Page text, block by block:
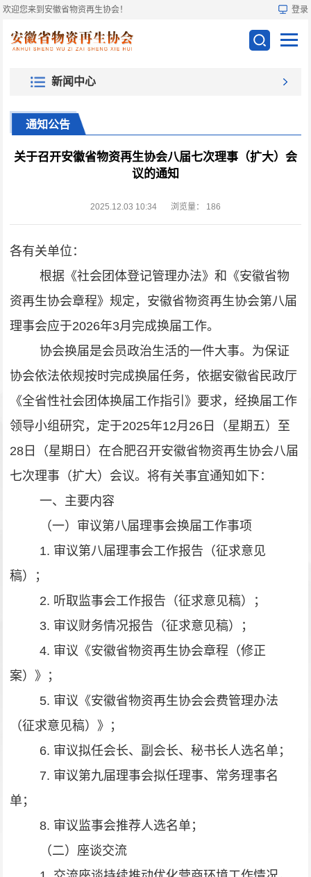
欢迎您来到安徽省物资再生协会！ 登录
新闻中心
通知公告
关于召开安徽省物资再生协会八届七次理事（扩大）会
议的通知
2025.12.03 10:34 浏览量： 186
各有关单位 ：
根据 《社会团体登记管理办法》和《安徽省物
资再生协会章程》规定 ， 安徽省物资再生协会第八届
理事会应于2026年3月完成换届工作。
协会换届是会员政治生活的一件大事。为保证
协会依法依规按时完成换届任务，依据安徽省民政厅
《全省性社会团体换届工作指引 》 要求，经换届工作
领导小组研究， 定于2025年12月 26 日（星期五）至
28 日 （星期 日 ）在合肥召开安徽省物资再生协会八届
七次理事（扩大） 会议。将有关事宜通知如下：
一、主要内容
（一）审议第八届理事会换届工作事项
1. 审议第八届理事会工作报告（征求意见
稿）；
2. 听取监事会工作报告（征求意见稿）；
3. 审议财务情况报告（征求意见稿）；
4. 审议《安徽省物资再生协会章程（修正
案）》；
5. 审议《安徽省物资再生协会会费管理办法
（征求意见稿）》；
6. 审议拟任会长、副会长、秘书长人选名单；
7. 审议第九届理事会拟任理事、常务理事名
单；
8. 审议监事会推荐人选名单；
（二） 座谈交流